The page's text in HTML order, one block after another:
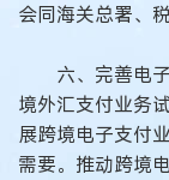
会同海关总署、
六、完善电子
境外汇支付业务
展跨境电子支付
需要。推动跨境